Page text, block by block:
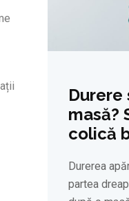
Durere
masă?
colică
Durerea
partea